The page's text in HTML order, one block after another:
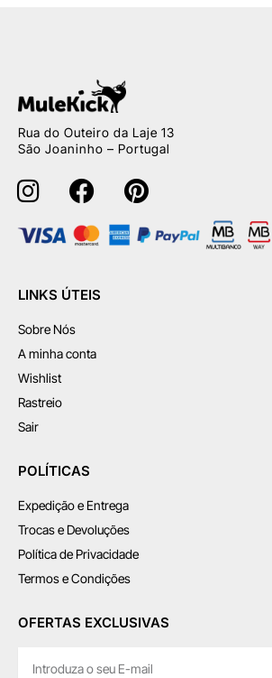
Rua do Outeiro da Laje 13
São Joaninho – Portugal
LINKS ÚTEIS
Sobre Nós
A minha conta
Wishlist
Rastreio
Sair
POLÍTICAS
Expedição e Entrega
Trocas e Devoluções
Política de Privacidade
Termos e Condições
OFERTAS EXCLUSIVAS